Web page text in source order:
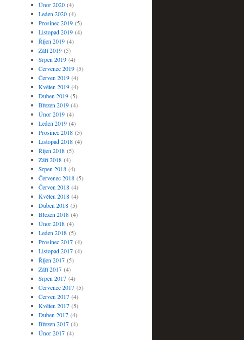
Únor 2020(4)
Leden 2020(4)
Prosinec 2019(5)
Listopad 2019(4)
Říjen 2019(4)
Září 2019(5)
Srpen 2019(4)
Červenec 2019(5)
Červen 2019(4)
Květen 2019(4)
Duben 2019(5)
Březen 2019(4)
Únor 2019(4)
Leden 2019(4)
Prosinec 2018(5)
Listopad 2018(4)
Říjen 2018(5)
Září 2018(4)
Srpen 2018(4)
Červenec 2018(5)
Červen 2018(4)
Květen 2018(4)
Duben 2018(5)
Březen 2018(4)
Únor 2018(4)
Leden 2018(5)
Prosinec 2017(4)
Listopad 2017(4)
Říjen 2017(5)
Září 2017(4)
Srpen 2017(4)
Červenec 2017(5)
Červen 2017(4)
Květen 2017(5)
Duben 2017(4)
Březen 2017(4)
Únor 2017(4)